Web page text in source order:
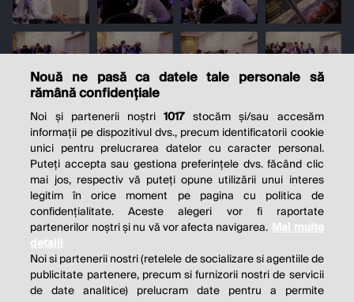
Nouă ne pasă ca datele tale personale să
rămână confidențiale
Noi și partenerii noștri1017 stocăm și/sau accesăm
informații pe dispozitivul dvs., precum identificatorii cookie
unici pentru prelucrarea datelor cu caracter personal.
Puteți accepta sau gestiona preferințele dvs. făcând clic
mai jos, respectiv vă puteți opune utilizării unui interes
legitim în orice moment pe pagina cu politica de
confidențialitate. Aceste alegeri vor fi raportate
partenerilor noștri și nu vă vor afecta navigarea. Mai multe
detalii
Noi si partenerii nostri (retelele de socializare si agentiile de
publicitate partenere, precum si furnizorii nostri de servicii
de date analitice) prelucram date pentru a permite